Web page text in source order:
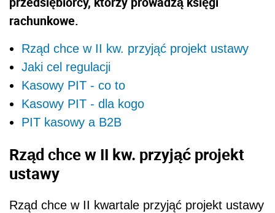
rachunkowe.
Rząd chce w II kw. przyjąć projekt ustawy
Jaki cel regulacji
Kasowy PIT - co to
Kasowy PIT - dla kogo
PIT kasowy a B2B
Rząd chce w II kw. przyjąć projekt
ustawy
Rząd chce w II kwartale przyjąć projekt ustawy